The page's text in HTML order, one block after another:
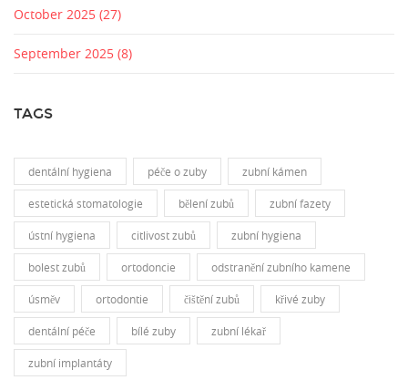
October 2025 (27)
September 2025 (8)
TAGS
dentální hygiena péče o zuby zubní kámen
estetická stomatologie bělení zubů zubní fazety
ústní hygiena citlivost zubů zubní hygiena
bolest zubů ortodoncie odstranění zubního kamene
úsměv ortodontie čištění zubů křivé zuby
dentální péče bílé zuby zubní lékař
zubní implantáty